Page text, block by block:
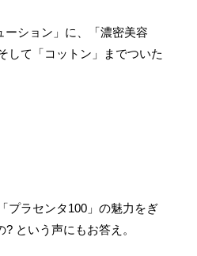
ション」に、「濃密美容
して「コットン」までついた
プラセンタ100」の魅力をぎ
という声にもお答え。